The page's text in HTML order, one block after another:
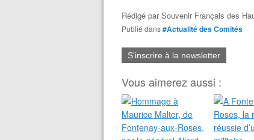
Rédigé parSouvenir Français des
Publié dans#Actualité des Comités
S'inscrire à la newsletter
Vous aimerez aussi :